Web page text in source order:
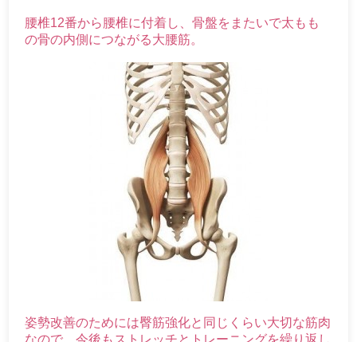
腰椎12番から腰椎に付着し、骨盤をまたいで太もも
の骨の内側につながる大腰筋。
姿勢改善のためには臀筋強化と同じくらい大切な筋肉
なので、今後もストレッチとトレーニングを繰り返し